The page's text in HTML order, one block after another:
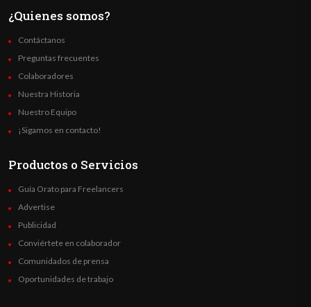
¿Quienes somos?
Contáctanos
Preguntas frecuentes
Colaboradores
Nuestra Historia
Nuestro Equipo
¡Sigamos en contacto!
Productos o Servicios
Guía Orato para Freelancers
Advertise
Publicidad
Conviértete en colaborador
Comunidados de prensa
Oportunidades de trabajo